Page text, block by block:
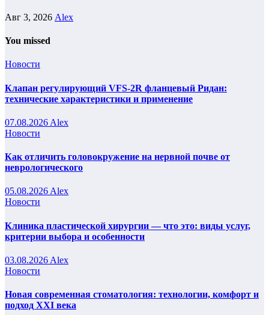
Авг 3, 2026 Alex
You missed
Новости
Клапан регулирующий VFS-2R фланцевый Ридан:
технические характеристики и применение
07.08.2026 Alex
Новости
Как отличить головокружение на нервной почве от
неврологического
05.08.2026 Alex
Новости
Клиника пластической хирургии — что это: виды услуг,
критерии выбора и особенности
03.08.2026 Alex
Новости
Новая современная стоматология: технологии, комфорт и
подход XXI века